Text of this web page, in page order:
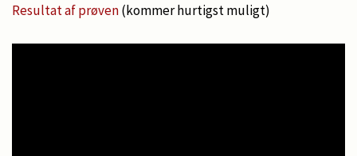
Resultat af prøven(kommer hurtigst muligt)